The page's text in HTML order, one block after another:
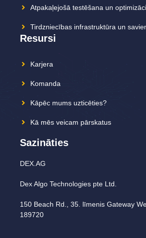
Atpakaļejošā testēšana un
Tirdzniecības infrastruktūra un
Resursi
Karjera
Komanda
Kāpēc mums uzticēties?
Kā mēs veicam pārskatus
Sazināties
DEX.AG
Dex Algo Technologies pte Ltd.
150 Beach Rd., 35. līmenis Gateway
189720